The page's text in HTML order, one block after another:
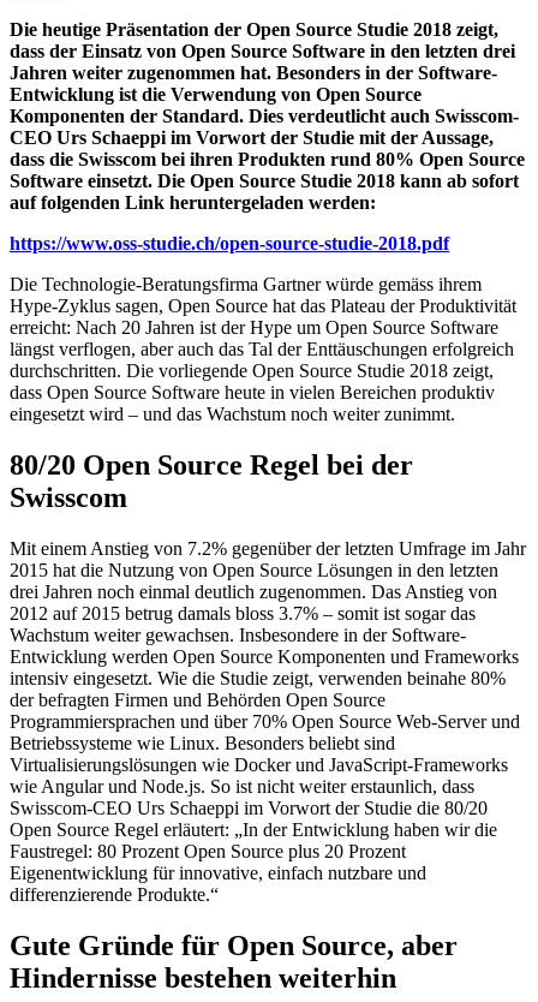
Die heutige Präsentation der Open Source Studie 2018 zeigt,
dass der Einsatz von Open Source Software in den letzten drei
Jahren weiter zugenommen hat. Besonders in der Software-
Entwicklung ist die Verwendung von Open Source
Komponenten der Standard. Dies verdeutlicht auch Swisscom-
CEO Urs Schaeppi im Vorwort der Studie mit der Aussage,
dass die Swisscom bei ihren Produkten rund 80% Open Source
Software einsetzt. Die Open Source Studie 2018 kann ab sofort
auf folgenden Link heruntergeladen werden:
https://www.oss-studie.ch/open-source-studie-2018.pdf
Die Technologie-Beratungsfirma Gartner würde gemäss ihrem
Hype-Zyklus sagen, Open Source hat das Plateau der Produktivität
erreicht: Nach 20 Jahren ist der Hype um Open Source Software
längst verflogen, aber auch das Tal der Enttäuschungen erfolgreich
durchschritten. Die vorliegende Open Source Studie 2018 zeigt,
dass Open Source Software heute in vielen Bereichen produktiv
eingesetzt wird – und das Wachstum noch weiter zunimmt.
80/20 Open Source Regel bei der
Swisscom
Mit einem Anstieg von 7.2% gegenüber der letzten Umfrage im Jahr
2015 hat die Nutzung von Open Source Lösungen in den letzten
drei Jahren noch einmal deutlich zugenommen. Das Anstieg von
2012 auf 2015 betrug damals bloss 3.7% – somit ist sogar das
Wachstum weiter gewachsen. Insbesondere in der Software-
Entwicklung werden Open Source Komponenten und Frameworks
intensiv eingesetzt. Wie die Studie zeigt, verwenden beinahe 80%
der befragten Firmen und Behörden Open Source
Programmiersprachen und über 70% Open Source Web-Server und
Betriebssysteme wie Linux. Besonders beliebt sind
Virtualisierungslösungen wie Docker und JavaScript-Frameworks
wie Angular und Node.js. So ist nicht weiter erstaunlich, dass
Swisscom-CEO Urs Schaeppi im Vorwort der Studie die 80/20
Open Source Regel erläutert: „In der Entwicklung haben wir die
Faustregel: 80 Prozent Open Source plus 20 Prozent
Eigenentwicklung für innovative, einfach nutzbare und
differenzierende Produkte.“
Gute Gründe für Open Source, aber
Hindernisse bestehen weiterhin